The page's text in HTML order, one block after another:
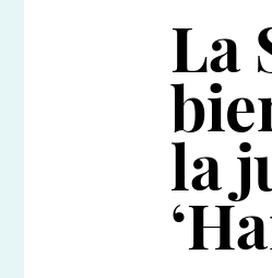
La
la